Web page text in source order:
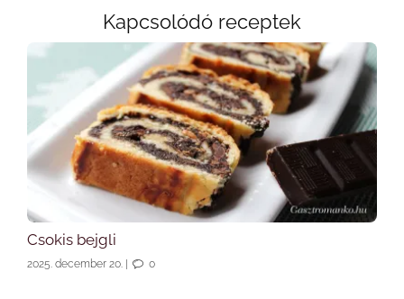
Kapcsolódó receptek
Csokis bejgli
2025. december 20. | 0